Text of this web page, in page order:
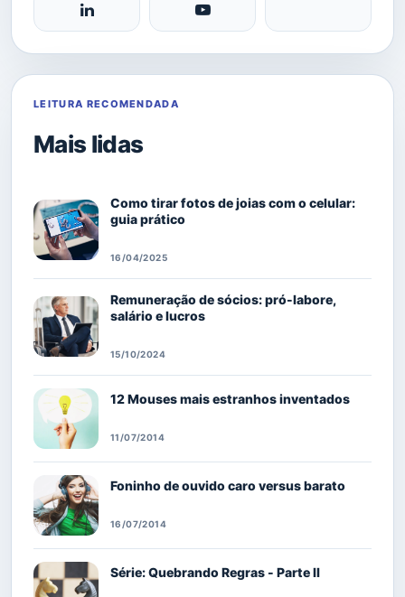
LEITURA RECOMENDADA
Mais lidas
Como tirar fotos de joias com o celular:
guia prático
16/04/2025
Remuneração de sócios: pró-labore,
salário e lucros
15/10/2024
12 Mouses mais estranhos inventados
11/07/2014
Foninho de ouvido caro versus barato
16/07/2014
Série: Quebrando Regras - Parte II